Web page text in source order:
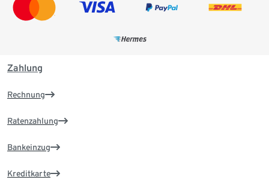
Zahlung
Rechnung
Ratenzahlung
Bankeinzug
Kreditkarte